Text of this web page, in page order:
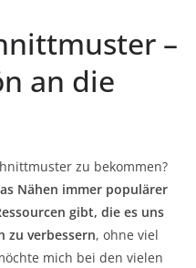
–
an die
zu bekommen?
Nähen immer populärer
gibt, die es uns
zu verbessern, ohne viel
mich bei den vielen